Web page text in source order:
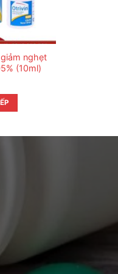
nghẹt
(10ml)